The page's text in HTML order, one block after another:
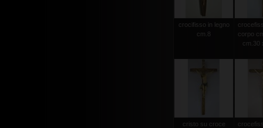
crocifisso in legno
cm.8
corpo
cm.30
cristo su croce